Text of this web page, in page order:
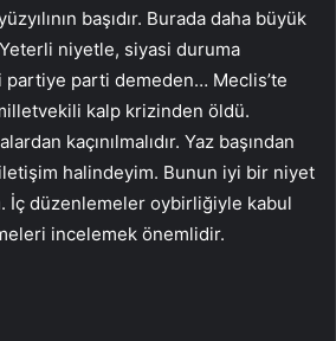
başıdır. Burada daha büyük
niyetle, siyasi duruma
parti demeden… Meclis’te
kalp krizinden öldü.
kaçınılmalıdır. Yaz başından
halindeyim. Bunun iyi bir niyet
İç düzenlemeler oybirliğiyle kabul
incelemek önemlidir.